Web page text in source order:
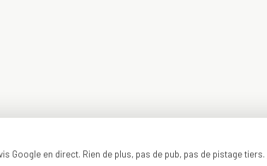
en direct. Rien de plus, pas de pub, pas de pistage tiers.